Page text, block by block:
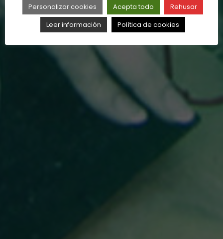
Personalizar cookies Acepta todo
Rehusar
Leer información
Política de cookies